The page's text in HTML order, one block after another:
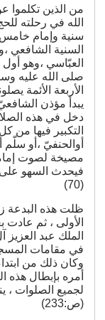
شعر
مقالات
أنشطة جمعية الأندلس
السيرة الذاتية
معرض الصور
تواصل
الهولندية
من الذين تكلموا
سنية وإمام خامس
السنية الشافعي
العبّاسي ،وهو
صلى الله عليه
الأربعة الأئمة
يبدأ مؤذن
دخل في هذه
التكبير فيها من
أوالحنفيّ ،أو
مصيخة لصوت
فيحدث السهو
(70)
ظلت هذه البدعة
الأولى ، ثم
الملك عبد
في مقامات
أمره بإبطال هذه
لجميع الصلوات ،
(ص:233)